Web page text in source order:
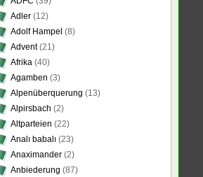
Adler (12)
Adolf Hampel (8)
Advent(21)
Afrika (40)
Agamben (3)
Alpenüberquerung (13)
Alpirsbach (2)
Altparteien (22)
Analı babalı (23)
Anaximander (2)
Anbiederung (87)